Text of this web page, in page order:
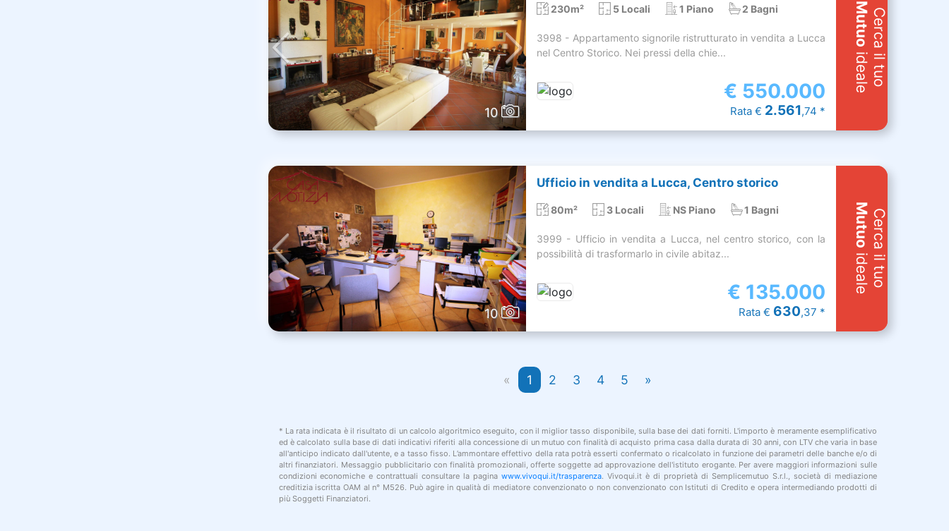
10
230m² 5 Locali 1 Piano 2 Bagni
3998 - Appartamento signorile ristrutturato in vendita a Lucca
nel Centro Storico. Nei pressi della chie...
€ 550.000
Rata € 2.561,74 *
Cerca il tuo
Mutuo
ideale
10
Ufficio in vendita a Lucca, Centro storico
80m² 3 Locali NS Piano 1 Bagni
3999 - Ufficio in vendita a Lucca, nel centro storico, con la
possibilità di trasformarlo in civile abitaz...
€ 135.000
Rata € 630,37 *
Cerca il tuo
Mutuo
ideale
« 1 2 3 4 5 »
* La rata indicata è il risultato di un calcolo algoritmico eseguito, con il miglior tasso disponibile, sulla base dei dati forniti. L'importo è meramente esemplificativo
ed è calcolato sulla base di dati indicativi riferiti alla concessione di un mutuo con finalità di acquisto prima casa dalla durata di 30 anni, con LTV che varia in base
all'anticipo indicato dall'utente, e a tasso fisso. L’ammontare effettivo della rata potrà esserti confermato o ricalcolato in funzione dei parametri delle banche e/o di
altri finanziatori. Messaggio pubblicitario con finalità promozionali, offerte soggette ad approvazione dell'istituto erogante. Per avere maggiori informazioni sulle
condizioni economiche e contrattuali consultare la paginawww.vivoqui.it/trasparenza. Vivoqui.it è di proprietà di Semplicemutuo S.r.l., società di mediazione
creditizia iscritta OAM al n° M526. Può agire in qualità di mediatore convenzionato o non convenzionato con Istituti di Credito e opera intermediando prodotti di
più Soggetti Finanziatori.